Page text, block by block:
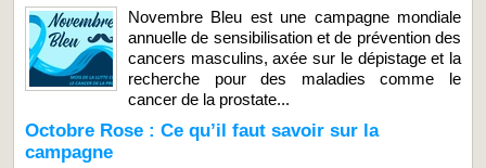
Novembre Bleu est une campagne mondiale
annuelle de sensibilisation et de prévention des
cancers masculins, axée sur le dépistage et la
recherche pour des maladies comme le
cancer de la prostate...
Octobre Rose : Ce qu’il faut savoir sur la
campagne